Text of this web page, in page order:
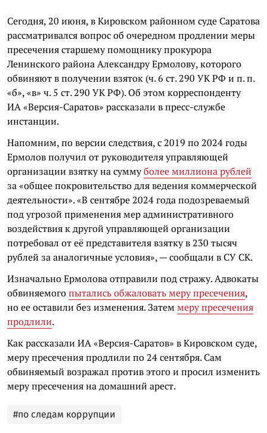
Сегодня, 20 июня, в Кировском районном суде Саратова
рассматривался вопрос об очередном продлении меры
пресечения старшему помощнику прокурора
Ленинского района Александру Ермолову, которого
обвиняют в получении взяток (ч. 6 ст. 290 УК РФ и п. п.
«б», «в» ч. 5 ст. 290 УК РФ). Об этом корреспонденту
ИА «Версия-Саратов» рассказали в пресс-службе
инстанции.
Напомним, по версии следствия, с 2019 по 2024 годы
Ермолов получил от руководителя управляющей
организации взятку на суммуболее миллиона рублей
за «общее покровительство для ведения коммерческой
деятельности». «В сентябре 2024 года подозреваемый
под угрозой применения мер административного
воздействия к другой управляющей организации
потребовал от её представителя взятку в 230 тысяч
рублей за аналогичные условия», — сообщали в СУ СК.
Изначально Ермолова отправили под стражу. Адвокаты
обвиняемогопытались обжаловать меру пресечения,
но ее оставили без изменения. Затеммеру пресечения
продлили.
Как рассказали ИА «Версия-Саратов» в Кировском суде,
меру пресечения продлили по 24 сентября. Сам
обвиняемый возражал против этого и просил изменить
меру пресечения на домашний арест.
#по следам коррупции